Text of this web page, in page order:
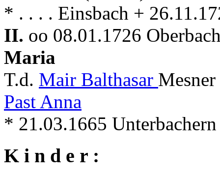
* . . . . Einsbach +
II. oo 08.01.1726
Maria
T.d. Mair Balthasar
Past Anna
* 21.03.1665
K i n d e r :